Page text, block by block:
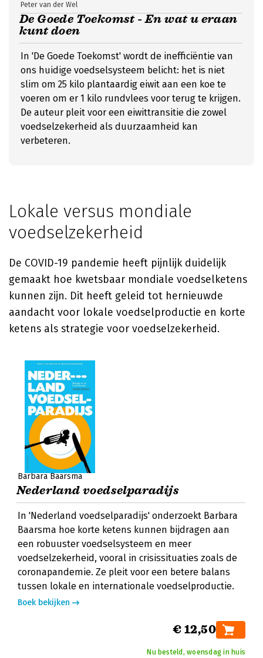
De Goede Toekomst - En wat u eraan
kunt doen
Peter van der Wel
In 'De Goede Toekomst' wordt de inefficiëntie van
ons huidige voedselsysteem belicht: het is niet
slim om 25 kilo plantaardig eiwit aan een koe te
voeren om er 1 kilo rundvlees voor terug te krijgen.
De auteur pleit voor een eiwittransitie die zowel
voedselzekerheid als duurzaamheid kan
verbeteren.
Lokale versus mondiale
voedselzekerheid
De COVID-19 pandemie heeft pijnlijk duidelijk
gemaakt hoe kwetsbaar mondiale voedselketens
kunnen zijn. Dit heeft geleid tot hernieuwde
aandacht voor lokale voedselproductie en korte
ketens als strategie voor voedselzekerheid.
Barbara Baarsma
Nederland voedselparadijs
In 'Nederland voedselparadijs' onderzoekt Barbara
Baarsma hoe korte ketens kunnen bijdragen aan
een robuuster voedselsysteem en meer
voedselzekerheid, vooral in crisissituaties zoals de
coronapandemie. Ze pleit voor een betere balans
tussen lokale en internationale voedselproductie.
Boek bekijken
€ 12,50
Nu besteld, woensdag in huis